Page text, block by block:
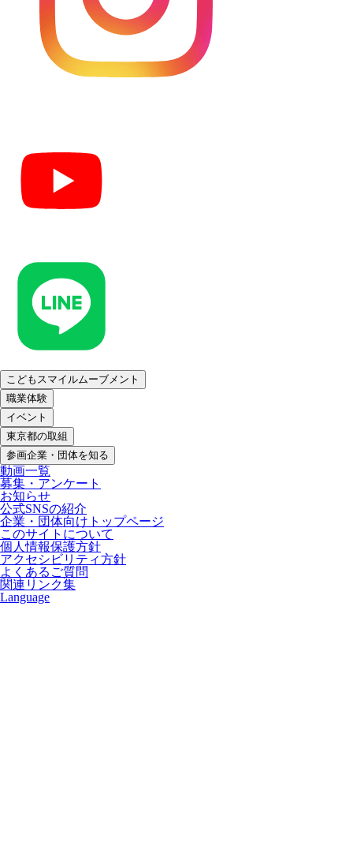
こどもスマイルムーブメント
職業体験
イベント
東京都の取組
参画企業・団体を知る
動画一覧
募集・アンケート
お知らせ
公式SNSの紹介
企業・団体向けトップページ
このサイトについて
個人情報保護方針
アクセシビリティ方針
よくあるご質問
関連リンク集
Language